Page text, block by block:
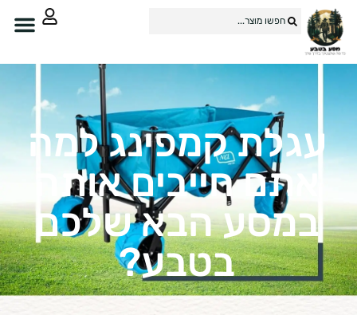
עגלת קמפינג למה
אתם חייבים אותה
במסע הבא שלכם
בטבע?